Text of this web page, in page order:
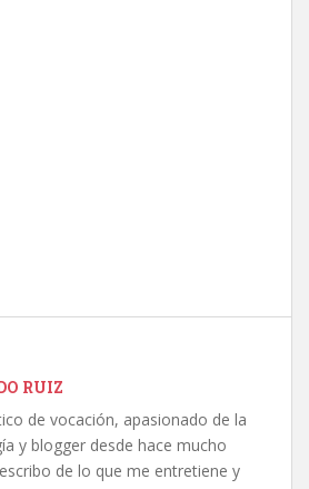
RUIZ
de vocación, apasionado de la
y blogger desde hace mucho
de lo que me entretiene y